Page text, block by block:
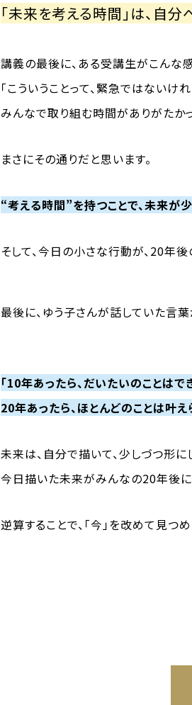
「未来を考える時間」は、自
講義の最後に、ある受講生がこんな
「こういうことって、緊急ではないけ
みんなで取り組む時間がありがたかっ
まさにその通りだと思います。
“考える時間”を持つことで、未来が少
そして、今日の小さな行動が、20年
最後に、ゆう子さんが話していた言
「10年あったら、だいたいのことはで
20年あったら、ほとんどのことは叶え
未来は、自分で描いて、少しづつ形に
今日描いた未来がみんなの20年後に
逆算することで、「今」を改めて見つ